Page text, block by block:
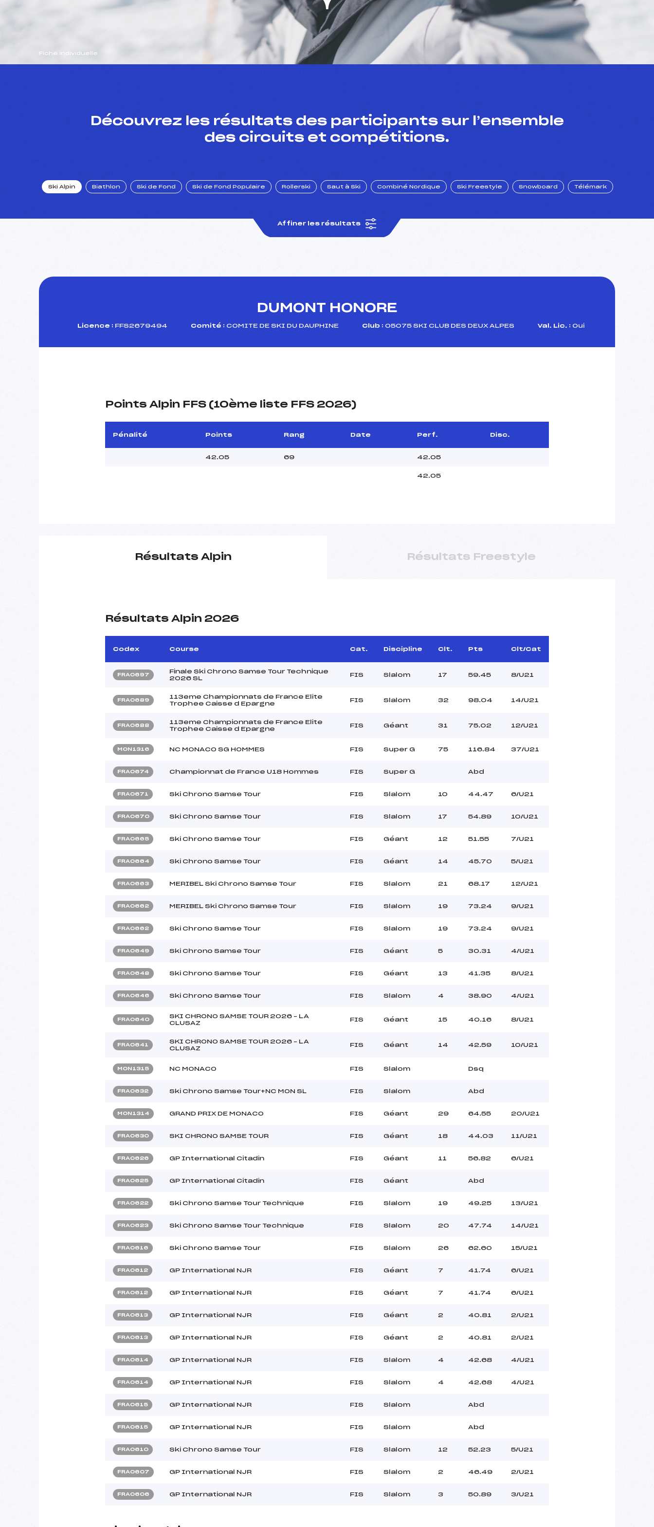
Fiche individuelle
Découvrez les résultats des participants sur l’ensemble
des circuits et compétitions.
Ski Alpin Biathlon Ski de Fond Ski de Fond Populaire Rollerski Saut à Ski Combiné Nordique Ski Freestyle Snowboard Télémark
Affiner les résultats
DUMONT HONORE
Licence : FFS2679494 Comité : COMITE DE SKI DU DAUPHINE Club : 05075 SKI CLUB DES DEUX ALPES Val. Lic. : Oui
Points Alpin FFS (10ème liste FFS 2026)
Pénalité Points Rang Date Perf. Disc.
42.05 69 42.05
42.05
Résultats Alpin Résultats Freestyle
Résultats Alpin 2026
Codex Course Cat. Discipline Clt. Pts Clt/Cat
FRA0697
Finale Ski Chrono Samse Tour Technique
2026 SL
FIS Slalom 17 59.45 8/U21
FRA0689
113eme Championnats de France Elite
Trophee Caisse d Epargne
FIS Slalom 32 98.04 14/U21
FRA0688
113eme Championnats de France Elite
Trophee Caisse d Epargne
FIS Géant 31 75.02 12/U21
MON1316 NC MONACO SG HOMMES FIS Super G 75 116.84 37/U21
FRA0674 Championnat de France U18 Hommes FIS Super G Abd
FRA0671 Ski Chrono Samse Tour FIS Slalom 10 44.47 6/U21
FRA0670 Ski Chrono Samse Tour FIS Slalom 17 54.89 10/U21
FRA0665 Ski Chrono Samse Tour FIS Géant 12 51.55 7/U21
FRA0664 Ski Chrono Samse Tour FIS Géant 14 45.70 5/U21
FRA0663 MERIBEL Ski Chrono Samse Tour FIS Slalom 21 68.17 12/U21
FRA0662 MERIBEL Ski Chrono Samse Tour FIS Slalom 19 73.24 9/U21
FRA0662 Ski Chrono Samse Tour FIS Slalom 19 73.24 9/U21
FRA0649 Ski Chrono Samse Tour FIS Géant 5 30.31 4/U21
FRA0648 Ski Chrono Samse Tour FIS Géant 13 41.35 8/U21
FRA0646 Ski Chrono Samse Tour FIS Slalom 4 38.90 4/U21
FRA0640
SKI CHRONO SAMSE TOUR 2026 – LA
CLUSAZ
FIS Géant 15 40.16 8/U21
FRA0641
SKI CHRONO SAMSE TOUR 2026 – LA
CLUSAZ
FIS Géant 14 42.59 10/U21
MON1315 NC MONACO FIS Slalom Dsq
FRA0632 Ski Chrono Samse Tour+NC MON SL FIS Slalom Abd
MON1314 GRAND PRIX DE MONACO FIS Géant 29 64.55 20/U21
FRA0630 SKI CHRONO SAMSE TOUR FIS Géant 18 44.03 11/U21
FRA0626 GP International Citadin FIS Géant 11 56.82 6/U21
FRA0625 GP International Citadin FIS Géant Abd
FRA0622 Ski Chrono Samse Tour Technique FIS Slalom 19 49.25 13/U21
FRA0623 Ski Chrono Samse Tour Technique FIS Slalom 20 47.74 14/U21
FRA0616 Ski Chrono Samse Tour FIS Slalom 26 62.60 15/U21
FRA0612 GP International NJR FIS Géant 7 41.74 6/U21
FRA0612 GP International NJR FIS Géant 7 41.74 6/U21
FRA0613 GP International NJR FIS Géant 2 40.81 2/U21
FRA0613 GP International NJR FIS Géant 2 40.81 2/U21
FRA0614 GP International NJR FIS Slalom 4 42.68 4/U21
FRA0614 GP International NJR FIS Slalom 4 42.68 4/U21
FRA0615 GP International NJR FIS Slalom Abd
FRA0615 GP International NJR FIS Slalom Abd
FRA0610 Ski Chrono Samse Tour FIS Slalom 12 52.23 5/U21
FRA0607 GP International NJR FIS Slalom 2 46.49 2/U21
FRA0606 GP International NJR FIS Slalom 3 50.89 3/U21